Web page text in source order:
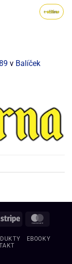
v Balíček
EBOOKY